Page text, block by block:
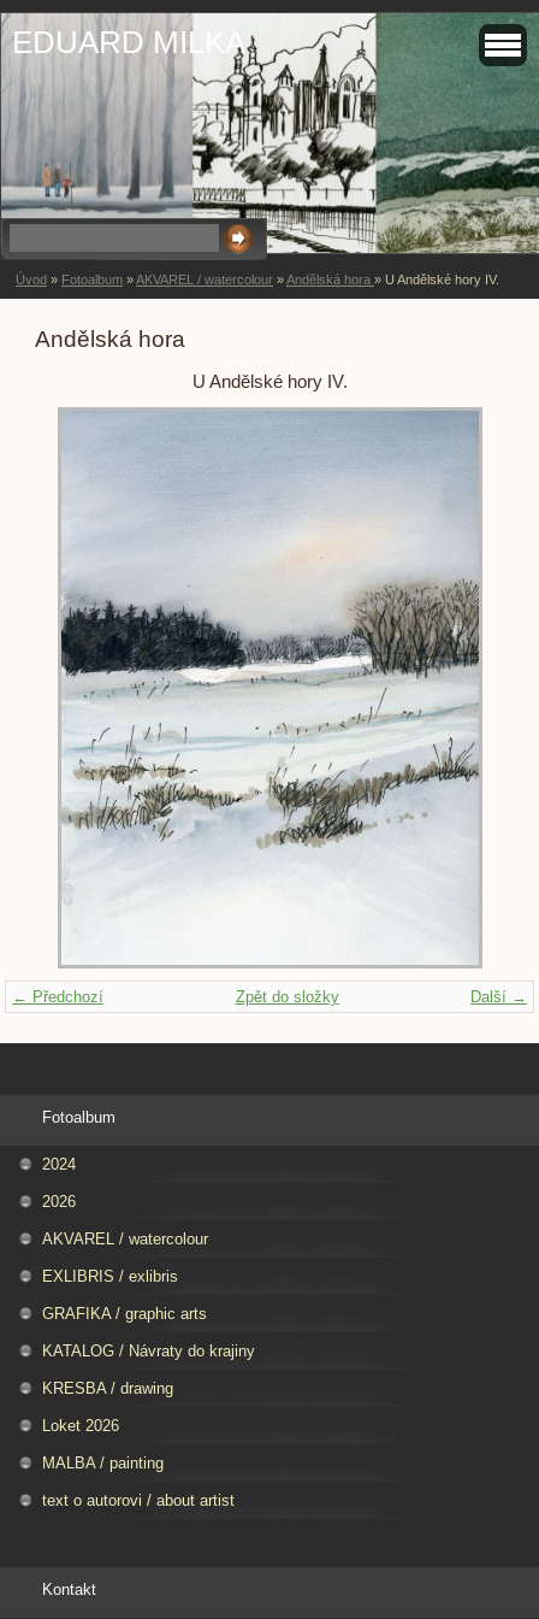
EDUARD MILKA
Úvod » Fotoalbum »AKVAREL / watercolour »Andělská hora » U Andělské hory IV.
Andělská hora
U Andělské hory IV.
← Předchozí Další →
Zpět do složky
Fotoalbum
2024
2026
AKVAREL / watercolour
EXLIBRIS / exlibris
GRAFIKA / graphic arts
KATALOG / Návraty do krajiny
KRESBA / drawing
Loket 2026
MALBA / painting
text o autorovi / about artist
Kontakt